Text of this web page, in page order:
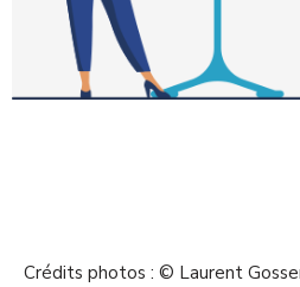
Crédits photos : © Laurent